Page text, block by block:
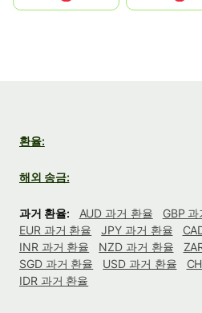
환율:
해외 송금:
과거 환율: AUD 과거 환율 GBP
EUR 과거 환율
JPY 과거 환율
INR 과거 환율
NZD 과거 환율
SGD 과거 환율
USD 과거 환율
IDR 과거 환율